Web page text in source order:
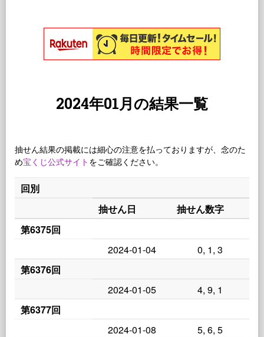
2024年01月の結果一覧
抽せん結果の掲載には細心の注意を払っておりますが、念のた
め宝くじ公式サイト をご確認ください。
回別
抽せん日
抽せん数字
第6375回
2024-01-04
0, 1, 3
第6376回
2024-01-05
4, 9, 1
第6377回
2024-01-08
5, 6, 5